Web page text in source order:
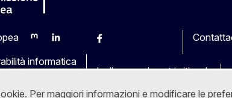
Per maggiori informazioni e modificare le
MastodonLinkedInBlueskyFacebook
informatica
Le lingue sui nostri siti web